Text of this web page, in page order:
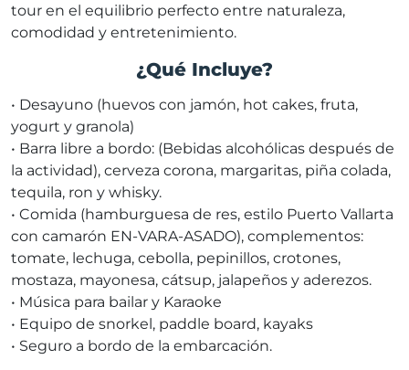
tour en el equilibrio perfecto entre naturaleza,
comodidad y entretenimiento.
¿Qué Incluye?
• Desayuno (huevos con jamón, hot cakes, fruta,
yogurt y granola)
• Barra libre a bordo: (Bebidas alcohólicas después de
la actividad), cerveza corona, margaritas, piña colada,
tequila, ron y whisky.
• Comida (hamburguesa de res, estilo Puerto Vallarta
con camarón EN-VARA-ASADO), complementos:
tomate, lechuga, cebolla, pepinillos, crotones,
mostaza, mayonesa, cátsup, jalapeños y aderezos.
• Música para bailar y Karaoke
• Equipo de snorkel, paddle board, kayaks
• Seguro a bordo de la embarcación.